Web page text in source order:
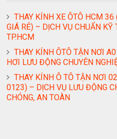
THAY KÍNH XE ÔTÔ HCM
GIÁ RẺ) – DỊCH VỤ CHUẨN KỸ
TP.HCM
THAY KÍNH ÔTÔ TẬN NƠI
HƠI LƯU ĐỘNG CHUYÊN
THAY KÍNH Ô TÔ TẬN NƠI
0123) – DỊCH VỤ LƯU ĐỘNG
CHÓNG, AN TOÀN